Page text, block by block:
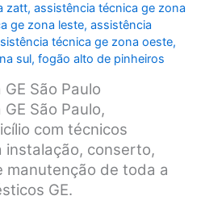
zatt,assistência técnica ge zona
ge zona leste,assistência
técnica ge zona oeste,
sul,fogão alto de pinheiros
São Paulo
São Paulo,
com técnicos
instalação, conserto,
manutenção de toda a
GE.